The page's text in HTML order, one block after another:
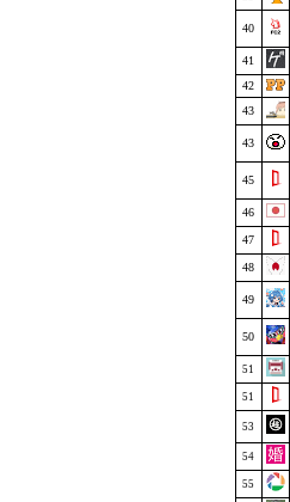
40
41
42
43
43
45
46
47
48
49
50
51
51
53
54
55